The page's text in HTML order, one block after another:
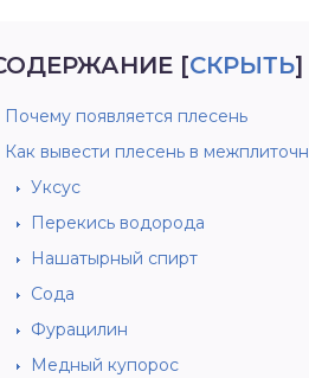
[СКРЫТЬ]
Почему появляется плесень
Как вывести плесень в
Уксус
Перекись водорода
Нашатырный спирт
Сода
Фурацилин
Медный купорос